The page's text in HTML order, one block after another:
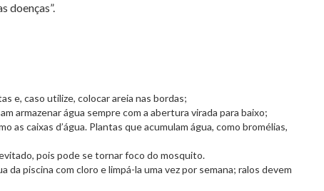
doenças”.
e, caso utilize, colocar areia nas bordas;
armazenar água sempre com a abertura virada para baixo;
as caixas d’água. Plantas que acumulam água, como bromélias,
pois pode se tornar foco do mosquito.
da piscina com cloro e limpá-la uma vez por semana; ralos devem